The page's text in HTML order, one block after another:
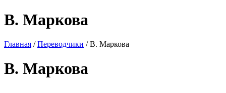
В. Маркова
Главная /Переводчики / В. Маркова
В. Маркова